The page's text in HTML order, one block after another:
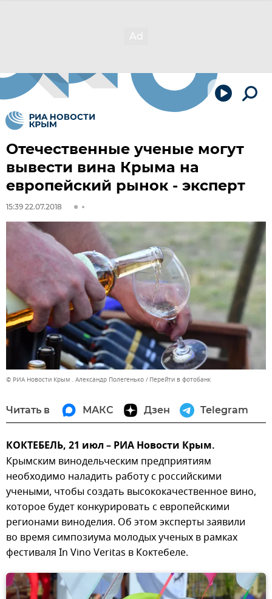
Отечественные ученые могут
вывести вина Крыма на
европейский рынок - эксперт
15:39 22.07.2018
© РИА Новости Крым . Александр Полегенько Перейти в фотобанк
Читать в МАКС Дзен Telegram
КОКТЕБЕЛЬ, 21 июл – РИА Новости Крым.
Крымским винодельческим предприятиям
необходимо наладить работу с российскими
учеными, чтобы создать высококачественное вино,
которое будет конкурировать с европейскими
регионами виноделия. Об этом эксперты заявили
во время симпозиума молодых ученых в рамках
фестиваля In Vino Veritas в Коктебеле.